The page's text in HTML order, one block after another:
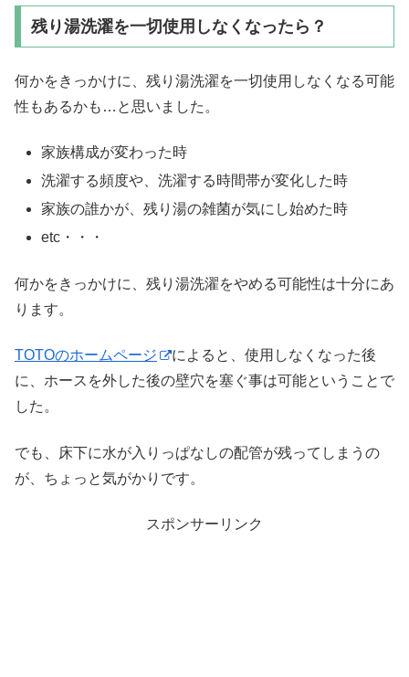
残り湯洗濯を一切使用しなくなったら？
何かをきっかけに、残り湯洗濯を一切使用しなくなる可能
性もあるかも…と思いました。
家族構成が変わった時
洗濯する頻度や、洗濯する時間帯が変化した時
家族の誰かが、残り湯の雑菌が気にし始めた時
etc・・・
何かをきっかけに、残り湯洗濯をやめる可能性は十分にあ
ります。
TOTOのホームページ
によると、使用しなくなった後
に、ホースを外した後の壁穴を塞ぐ事は可能ということで
した。
でも、床下に水が入りっぱなしの配管が残ってしまうの
が、ちょっと気がかりです。
スポンサーリンク